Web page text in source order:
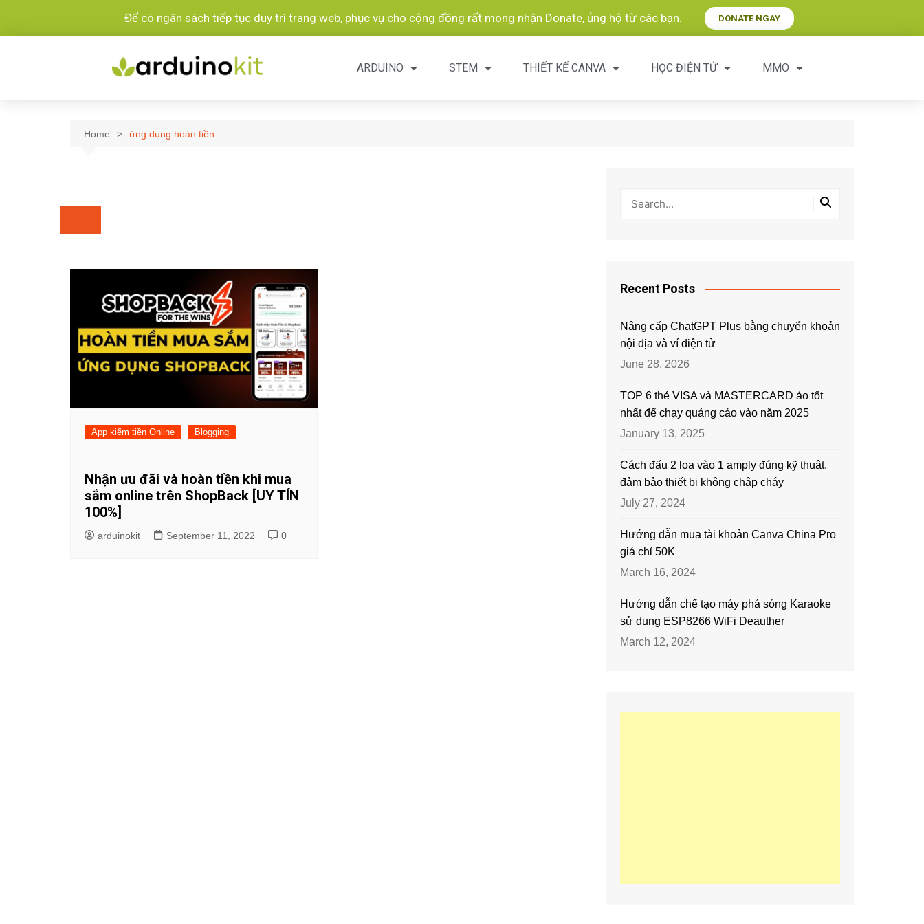
Để có ngân sách tiếp tục duy trì trang web, phục vụ cho cộng đồng rất mong nhận Donate, ủng hộ từ các bạn.​ DONATE NGAY
ARDUINO STEM THIẾT KẾ CANVA HỌC ĐIỆN TỬ MMO
Home ứng dụng hoàn tiền
App kiếm tiền Online Blogging
Nhận ưu đãi và hoàn tiền khi mua
sắm online trên ShopBack [UY TÍN
100%]
arduinokit September 11, 2022 0
Recent Posts
Nâng cấp ChatGPT Plus bằng chuyển khoản
nội địa và ví điện tử
June 28, 2026
TOP 6 thẻ VISA và MASTERCARD ảo tốt
nhất để chạy quảng cáo vào năm 2025
January 13, 2025
Cách đấu 2 loa vào 1 amply đúng kỹ thuật,
đảm bảo thiết bị không chập cháy
July 27, 2024
Hướng dẫn mua tài khoản Canva China Pro
giá chỉ 50K
March 16, 2024
Hướng dẫn chế tạo máy phá sóng Karaoke
sử dụng ESP8266 WiFi Deauther
March 12, 2024